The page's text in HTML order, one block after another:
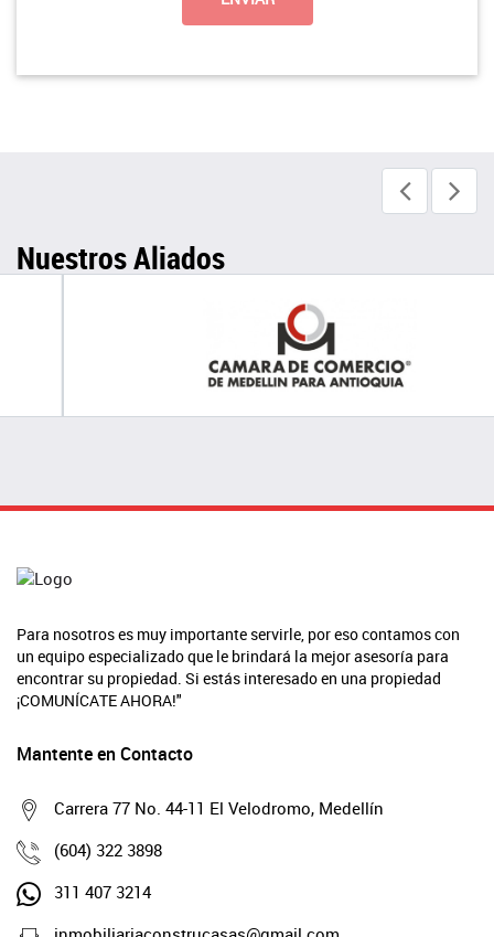
Nuestros Aliados
Para nosotros es muy importante servirle, por eso contamos con
un equipo especializado que le brindará la mejor asesoría para
encontrar su propiedad. Si estás interesado en una propiedad
¡COMUNÍCATE AHORA!"
Mantente en Contacto
Carrera 77 No. 44-11 El Velodromo, Medellín
(604) 322 3898
311 407 3214